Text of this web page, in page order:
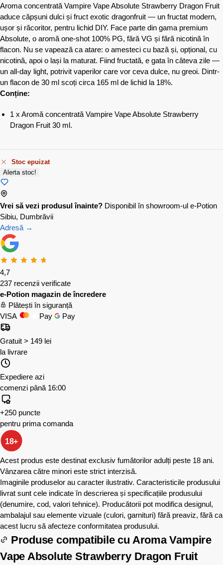
Aroma concentrată Vampire Vape Absolute Strawberry Dragon Fruit
aduce căpșuni dulci și fruct exotic dragonfruit — un fructat modern,
ușor și răcoritor, pentru lichid DIY. Face parte din gama premium
Absolute, o aromă one-shot 100% PG, fără VG și fără nicotină în
flacon. Nu se vapează ca atare: o amesteci cu bază și, opțional, cu
nicotină, apoi o lași la maturat. Fiind fructată, e gata în câteva zile —
un all-day light, potrivit vaperilor care vor ceva dulce, nu greoi. Dintr-
un flacon de 30 ml scoți circa 165 ml de lichid la 18%.
Conține:
1 x Aromă concentrată Vampire Vape Absolute Strawberry
Dragon Fruit 30 ml.
Stoc epuizat
Alerta stoc!
Vrei să vezi produsul înainte? Disponibil în showroom-ul e-Potion
Sibiu, Dumbrăvii
Adresă →
4,7
237 recenzii verificate
e-Potion magazin de încredere
Plătești în siguranță
VISA
Pay Pay
Gratuit > 149 lei
la livrare
Expediere azi
comenzi până 16:00
+250 puncte
pentru prima comanda
18+
Acest produs este destinat exclusiv fumătorilor adulți peste 18 ani.
Vânzarea către minori este strict interzisă.
Imaginile produselor au caracter ilustrativ. Caracteristicile produsului
livrat sunt cele indicate în descrierea și specificațiile produsului
(denumire, cod, valori tehnice). Producătorii pot modifica designul,
ambalajul sau elemente vizuale (culori, garnituri) fără preaviz, fără ca
acest lucru să afecteze conformitatea produsului.
Produse compatibile cu Aroma Vampire
Vape Absolute Strawberry Dragon Fruit